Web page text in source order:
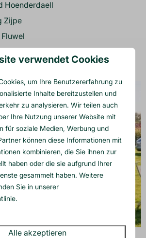
Hoenderdaell
Zijpe
verwendet Cookies
um Ihre Benutzererfahrung zu
Inhalte bereitzustellen und
zu analysieren. Wir teilen auch
Ihre Nutzung unserer Website mit
für soziale Medien, Werbung und
können diese Informationen mit
kombinieren, die Sie ihnen zur
haben oder die sie aufgrund Ihrer
gesammelt haben. Weitere
Sie in unserer
.
Alle akzeptieren